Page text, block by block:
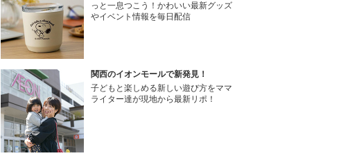
っと一息つこう！かわいい最新グッズ
やイベント情報を毎日配信
関西のイオンモールで新発見！
子どもと楽しめる新しい遊び方をママ
ライター達が現地から最新リポ！